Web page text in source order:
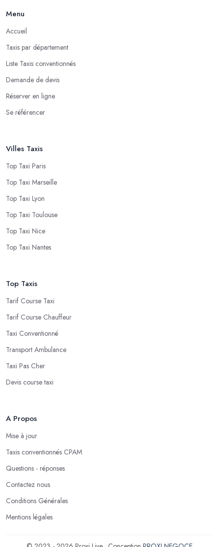
Menu
Accueil
Taxis par département
Liste Taxis conventionnés
Demande de devis
Réserver en ligne
Se référencer
Villes Taxis
Top Taxi Paris
Top Taxi Marseille
Top Taxi Lyon
Top Taxi Toulouse
Top Taxi Nice
Top Taxi Nantes
Top Taxis
Tarif Course Taxi
Tarif Course Chauffeur
Taxi Conventionné
Transport Ambulance
Taxi Pas Cher
Devis course taxi
A Propos
Mise à jour
Taxis conventionnés CPAM
Questions - réponses
Contactez nous
Conditions Générales
Mentions légales